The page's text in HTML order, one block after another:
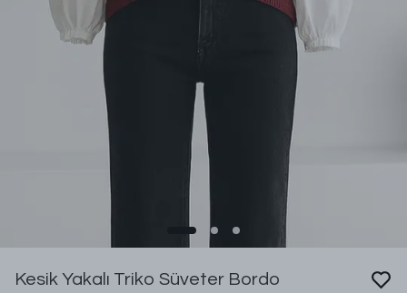
Kesik Yakalı Triko Süveter Bordo